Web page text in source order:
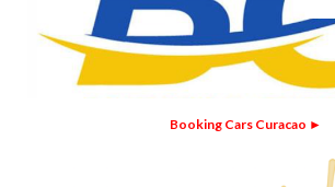
Booking Cars Curacao ►